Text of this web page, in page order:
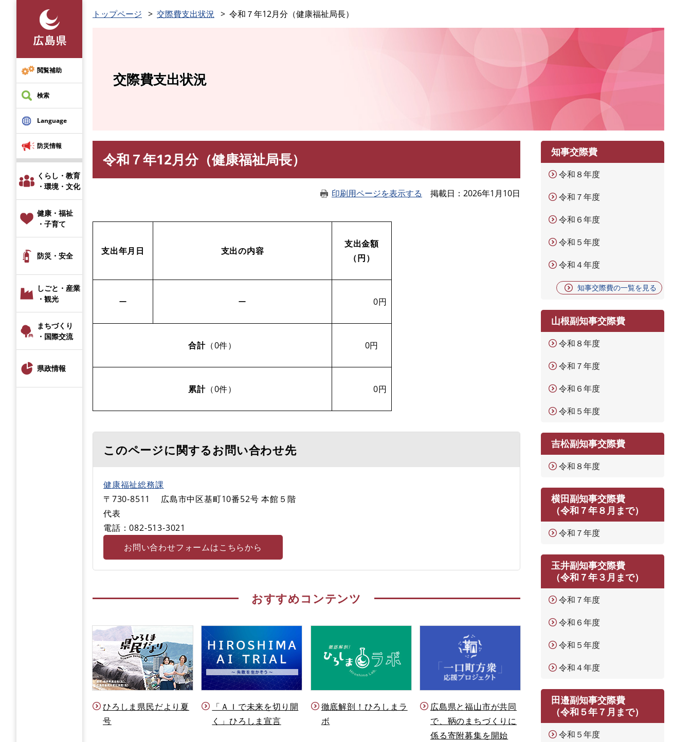
先
頭
で
す
閲覧補助
検索
Language
防災情報
くらし・教育
・環境・文化
健康・福祉
・子育て
防災・安全
しごと・産業
・観光
まちづくり
・国際交流
県政情報
トップページ 交際費支出状況 令和７年12月分（健康福祉局長）
交際費支出状況
令和７年12月分（健康福祉局長）
印刷用ページを表示する 掲載日 2026年1月10日
支出年月日 支出の内容
支出金額
（円）
ー ー 0円
合計（0件） 0円
累計（0件） 0円
このページに関するお問い合わせ先
健康福祉総務課
〒730-8511
広島市中区基町10番52号 本館５階
代表
電話：082-513‐3021
お問い合わせフォームはこちらから
おすすめコンテンツ
ひろしま県民だより夏
号
「ＡＩで未来を切り開
く」ひろしま宣言
徹底解剖！ひろしまラ
ボ
広島県と福山市が共同
で、鞆のまちづくりに
係る寄附募集を開始
知事交際費
令和８年度
令和７年度
令和６年度
令和５年度
令和４年度
知事交際費の一覧を見る
山根副知事交際費
令和８年度
令和７年度
令和６年度
令和５年度
吉松副知事交際費
令和８年度
横田副知事交際費
（令和７年８月まで）
令和７年度
玉井副知事交際費
（令和７年３月まで）
令和７年度
令和６年度
令和５年度
令和４年度
田邉副知事交際費
（令和５年７月まで）
令和５年度